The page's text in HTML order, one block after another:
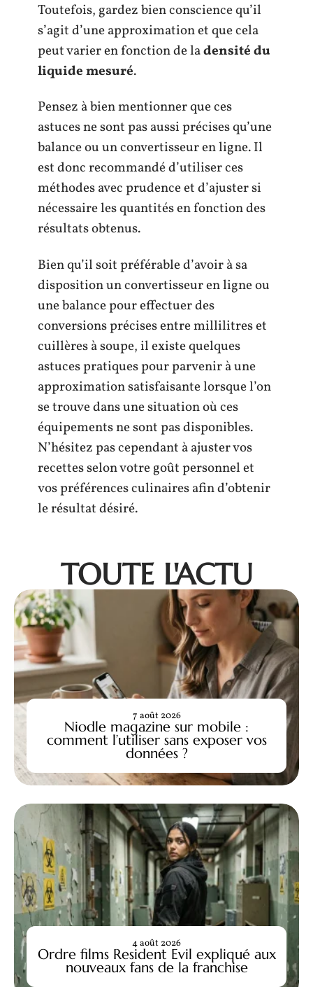
Toutefois, gardez bien conscience qu’il
s’agit d’une approximation et que cela
peut varier en fonction de ladensité du
liquide mesuré.
Pensez à bien mentionner que ces
astuces ne sont pas aussi précises qu’une
balance ou un convertisseur en ligne. Il
est donc recommandé d’utiliser ces
méthodes avec prudence et d’ajuster si
nécessaire les quantités en fonction des
résultats obtenus.
Bien qu’il soit préférable d’avoir à sa
disposition un convertisseur en ligne ou
une balance pour effectuer des
conversions précises entre millilitres et
cuillères à soupe, il existe quelques
astuces pratiques pour parvenir à une
approximation satisfaisante lorsque l’on
se trouve dans une situation où ces
équipements ne sont pas disponibles.
N’hésitez pas cependant à ajuster vos
recettes selon votre goût personnel et
vos préférences culinaires afin d’obtenir
le résultat désiré.
TOUTE L'ACTU
Niodle magazine sur mobile :
comment l’utiliser sans exposer vos
données ?
7 août 2026
Ordre films Resident Evil expliqué aux
nouveaux fans de la franchise
4 août 2026